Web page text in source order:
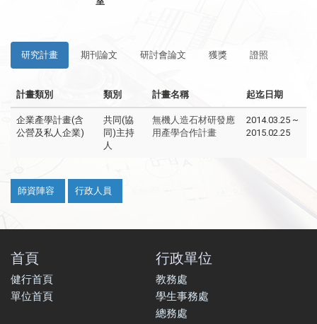
研究計畫 期刊論文 研討會論文 獲獎 證照
計畫類別 類別 計畫名稱 起迄日期
企業產學計畫(含
公營及私人企業)
共同(協
同)主持
人
無機人造石材研發應
用產學合作計畫
2014.03.25 ~
2015.02.25
師資陣容 行政人員
首頁
健行首頁
單位首頁
行政單位
教務處
學生事務處
總務處